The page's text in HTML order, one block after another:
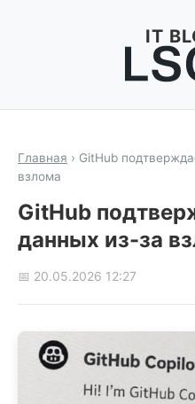
IT
Главная › GitHub
взлома
GitHub
данных из-за
📅 20.05.2026 12:27